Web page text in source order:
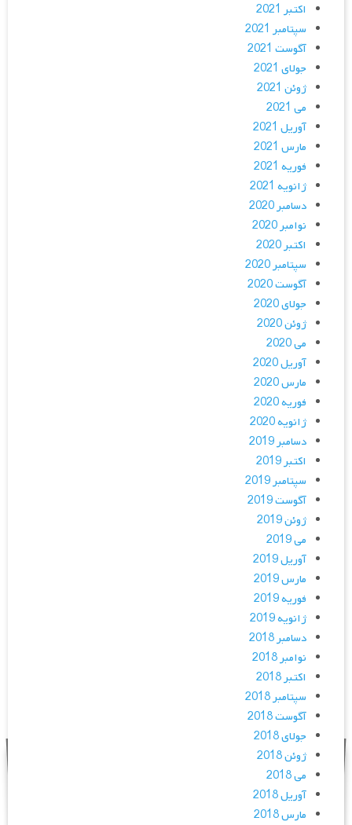
اکتبر 2021
سپتامبر 2021
آگوست 2021
جولای 2021
ژوئن 2021
می 2021
آوریل 2021
مارس 2021
فوریه 2021
ژانویه 2021
دسامبر 2020
نوامبر 2020
اکتبر 2020
سپتامبر 2020
آگوست 2020
جولای 2020
ژوئن 2020
می 2020
آوریل 2020
مارس 2020
فوریه 2020
ژانویه 2020
دسامبر 2019
اکتبر 2019
سپتامبر 2019
آگوست 2019
ژوئن 2019
می 2019
آوریل 2019
مارس 2019
فوریه 2019
ژانویه 2019
دسامبر 2018
نوامبر 2018
اکتبر 2018
سپتامبر 2018
آگوست 2018
جولای 2018
ژوئن 2018
می 2018
آوریل 2018
مارس 2018